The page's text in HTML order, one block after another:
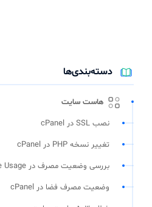
دسته‌بندی‌ها
هاست سایت
نصب SSL در cPanel
تغییر نسخه PHP در cPanel
بررسی وضعیت مصرف در Resource Usage
وضعیت مصرف فضا در cPanel